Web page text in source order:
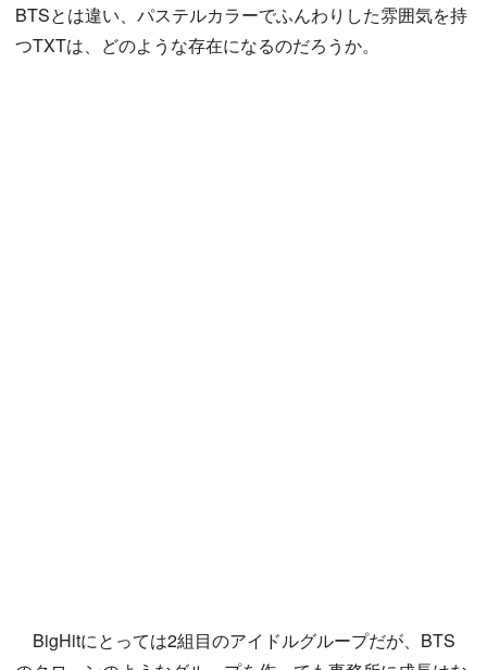
BTSとは違い、パステルカラーでふんわりした雰囲気を持
つTXTは、どのような存在になるのだろうか。
BigHitにとっては2組目のアイドルグループだが、BTS